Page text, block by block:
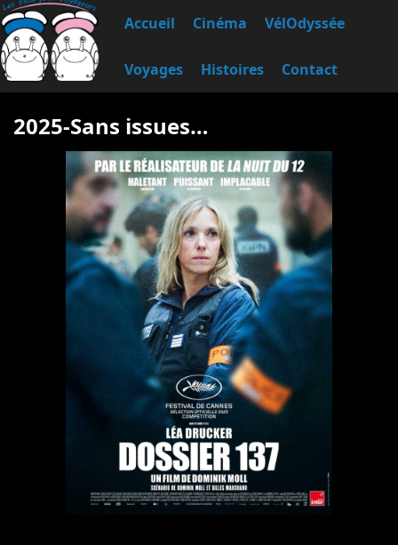
Accueil Cinéma VélOdyssée
Voyages Histoires Contact
2025-Sans issues…